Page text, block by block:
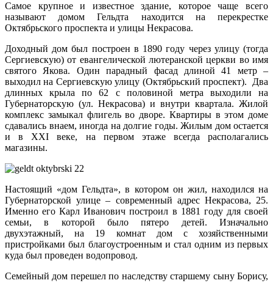
Самое крупное и известное здание, которое чаще всего
называют домом Гельдта находится на перекрестке
Октябрьского проспекта и улицы Некрасова.
Доходный дом был построен в 1890 году через улицу (тогда
Сергиевскую) от евангелической лютеранской церкви во имя
святого Якова. Один парадный фасад длиной 41 метр –
выходил на Сергиевскую улицу (Октябрьский проспект). Два
длинных крыла по 62 с половиной метра выходили на
Губернаторскую (ул. Некрасова) и внутри квартала. Жилой
комплекс замыкал флигель во дворе. Квартиры в этом доме
сдавались внаем, иногда на долгие годы. Жилым дом остается
и в XXI веке, на первом этаже всегда располагались
магазины.
Настоящий «дом Гельдта», в котором он жил, находился на
Губернаторской улице – современный адрес Некрасова, 25.
Именно его Карл Иванович построил в 1881 году для своей
семьи, в которой было пятеро детей. Изначально
двухэтажный, на 19 комнат дом с хозяйственными
пристройками был благоустроенным и стал одним из первых
куда был проведен водопровод.
Семейный дом перешел по наследству старшему сыну Борису,